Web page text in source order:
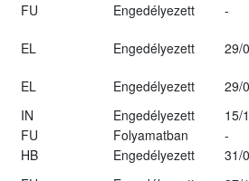
FU Engedélyezett
-
EL Engedélyezett
29/
EL Engedélyezett
29/
IN Engedélyezett
15/
FU Folyamatban
-
HB Engedélyezett
31/